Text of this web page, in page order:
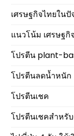
เศรษฐกิจไทยใน
แนวโน้ม เศรษฐกิ
โปรตีน plant-
โปรตีนลดน้ำหนัก
โปรตีนเชค
โปรตีนเชคสำหรั